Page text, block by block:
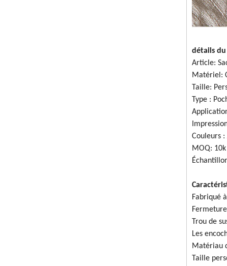
détails
Article:
Matériel:
Taille:
Type :
Couleurs :
MOQ: 10k
Fabriqué
Trou de
Les
Matériau
Taille